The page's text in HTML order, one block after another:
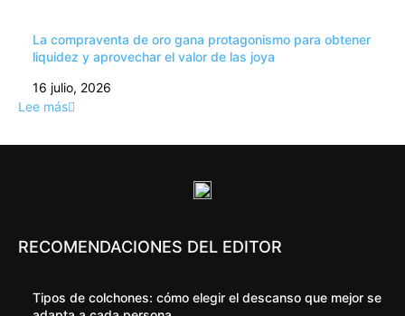
La compraventa de oro gana protagonismo para obtener
liquidez y aprovechar el valor de las joya
16 julio, 2026
Lee más
RECOMENDACIONES DEL EDITOR
Tipos de colchones: cómo elegir el descanso que mejor se